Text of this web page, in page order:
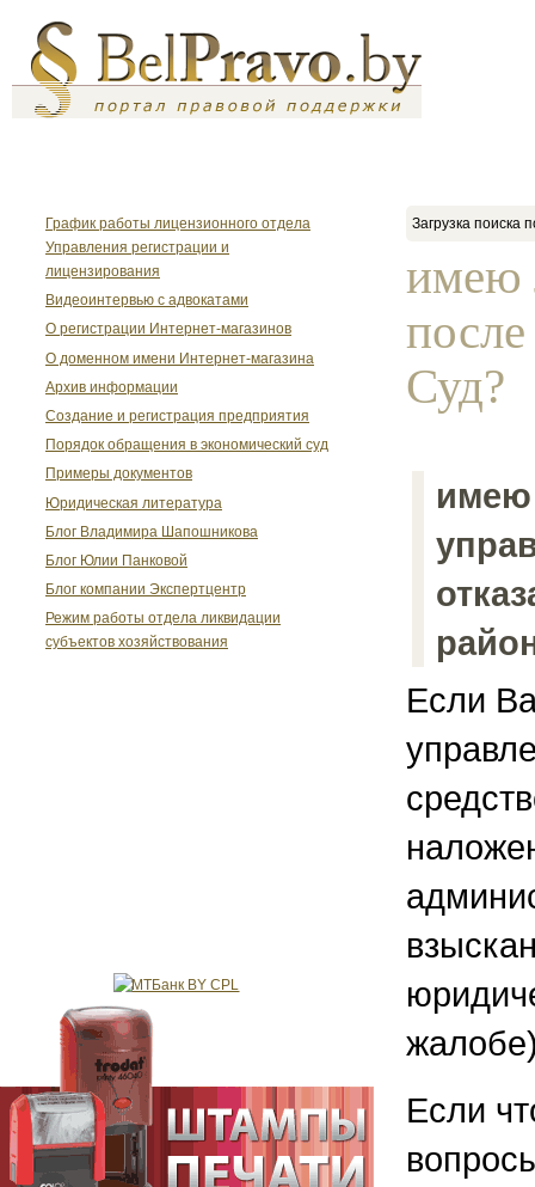
График работы лицензионного отдела
Управления регистрации и
лицензирования
Видеоинтервью с адвокатами
О регистрации Интернет-магазинов
О доменном имени Интернет-магазина
Архив информации
Создание и регистрация предприятия
Порядок обращения в экономический суд
Примеры документов
Юридическая литература
Блог Владимира Шапошникова
Блог Юлии Панковой
Блог компании Экспертцентр
Режим работы отдела ликвидации
субъектов хозяйствования
Загрузка поиска
имею
Суд?
имею
Если
Если